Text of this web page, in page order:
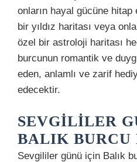
onların hayal gücüne
bir yıldız haritası veya
özel bir astroloji haritası
burcunun romantik ve
eden, anlamlı ve zarif
edecektir.
SEVGILILER
BALIK BURCU
Sevgililer günü için Balık